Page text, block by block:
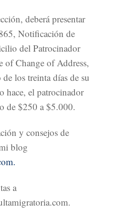
deberá presentar
Notificación de
del Patrocinador
of Change of Address,
los treinta días de su
hace, el patrocinador
de $250 a $5.000.
y consejos de
blog
a